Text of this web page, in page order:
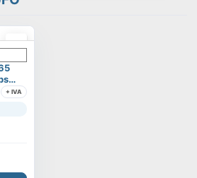
+ IVA